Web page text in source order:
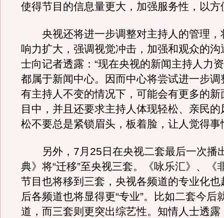
使得节目的信息量更大，加强服务性，以方
央视还将进一步调整对主持人的管理，
响力扩大，强调视觉冲击，加强和观众的沟
士向记者透露：“现在央视的新闻主持人力
都属于新闻中心。因而中心将尝试进一步调
有主持人不变的情况下，可能会有更多的新
目中，并且还要求主持人体现轻松、亲民
松不要总是紧锁眉头，板着脸，让人觉得事
另外，7月25日在央视二套最后一次播
典》将“迁移”至央视三套。《咏乐汇》、《
节目也将移到三套，央视各频道的专业化也
后各频道也将显得更“专业”。比如二套今后
道，而三套则更突出综艺性。知情人士透露